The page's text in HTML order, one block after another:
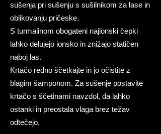
sušenja pri sušenju s sušilnikom za lase in
oblikovanju pričeske. ​
S turmalinom obogateni najlonski čepki
lahko delujejo ionsko in znižajo statičen
naboj las.
Krtačo redno ščetkajte in jo očistite z
blagim šamponom. Za sušenje postavite
krtačo s ščetinami navzdol, da lahko
ostanki in preostala vlaga brez težav
odtečejo.